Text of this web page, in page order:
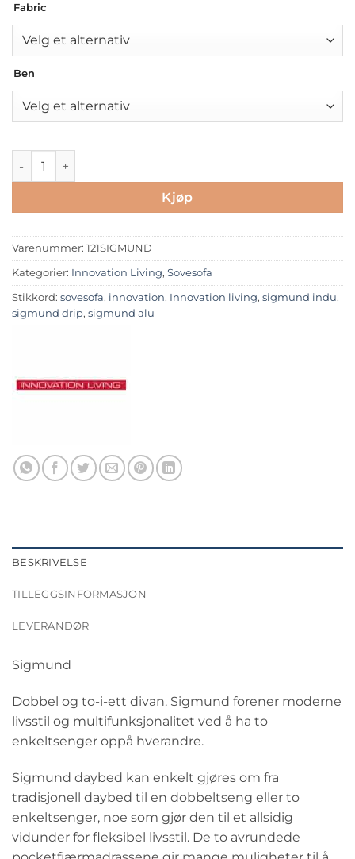
Fabric
Ben
Sigmund antall
Kjøp
Varenummer: 121SIGMUND
Kategorier: Innovation Living, Sovesofa
Stikkord: sovesofa, innovation, Innovation living, sigmund indu,
sigmund drip, sigmund alu
BESKRIVELSE
TILLEGGSINFORMASJON
LEVERANDØR
Sigmund
Dobbel og to-i-ett divan. Sigmund forener moderne
livsstil og multifunksjonalitet ved å ha to
enkeltsenger oppå hverandre.
Sigmund daybed kan enkelt gjøres om fra
tradisjonell daybed til en dobbeltseng eller to
enkeltsenger, noe som gjør den til et allsidig
vidunder for fleksibel livsstil. De to avrundede